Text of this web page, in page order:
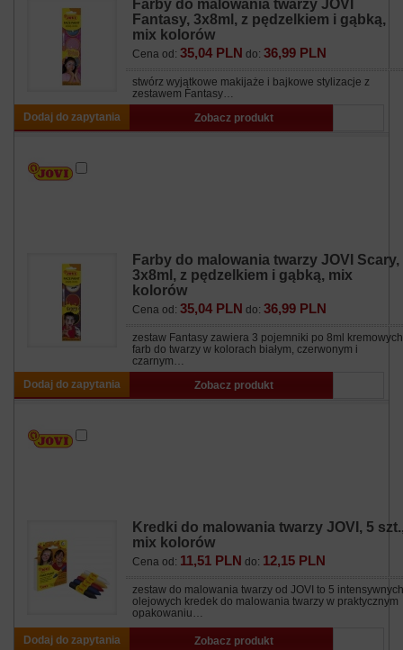
Farby do malowania twarzy JOVI
Fantasy, 3x8ml, z pędzelkiem i gąbką,
mix kolorów
Cena od: 35,04 PLN do: 36,99 PLN
stwórz wyjątkowe makijaże i bajkowe stylizacje z
zestawem Fantasy…
Dodaj do zapytania
Zobacz produkt
Farby do malowania twarzy JOVI Scary,
3x8ml, z pędzelkiem i gąbką, mix
kolorów
Cena od: 35,04 PLN do: 36,99 PLN
zestaw Fantasy zawiera 3 pojemniki po 8ml kremowych
farb do twarzy w kolorach białym, czerwonym i
czarnym…
Dodaj do zapytania
Zobacz produkt
Kredki do malowania twarzy JOVI, 5
mix kolorów
Cena od: 11,51 PLN do: 12,15 PLN
zestaw do malowania twarzy od JOVI to 5
olejowych kredek do malowania twarzy w praktycznym
opakowaniu…
Dodaj do zapytania Zobacz produkt